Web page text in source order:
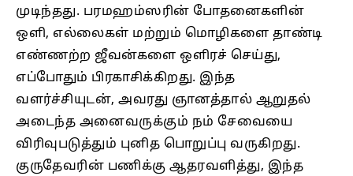
முடிந்தது. பரமஹம்ஸரின் போதனைகளின்
ஒளி, எல்லைகள் மற்றும் மொழிகளை தாண்டி
எண்ணற்ற ஜீவன்களை ஒளிரச் செய்து,
எப்போதும் பிரகாசிக்கிறது. இந்த
வளர்ச்சியுடன், அவரது ஞானத்தால் ஆறுதல்
அடைந்த அனைவருக்கும் நம் சேவையை
விரிவுபடுத்தும் புனித பொறுப்பு வருகிறது.
குருதேவரின் பணிக்கு ஆதரவளித்து, இந்த